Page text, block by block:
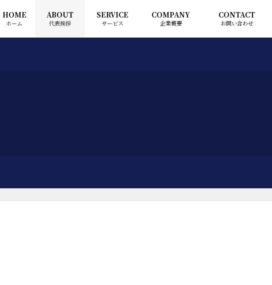
HOME
ホーム
ABOUT
代表挨拶
SERVICE
サービス
COMPANY
企業概要
CONTACT
お問い合わせ